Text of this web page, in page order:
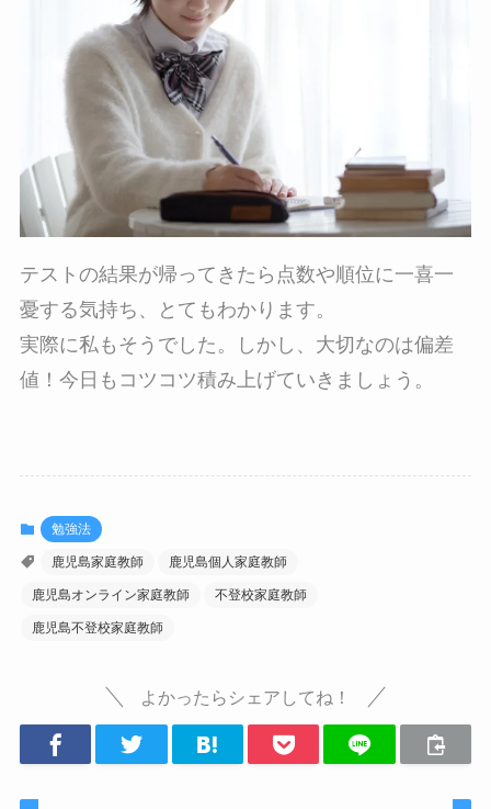
テストの結果が帰ってきたら点数や順位に一喜一
憂する気持ち、とてもわかります。
実際に私もそうでした。しかし、大切なのは偏差
値！今日もコツコツ積み上げていきましょう。
勉強法
鹿児島家庭教師 鹿児島個人家庭教師
鹿児島オンライン家庭教師 不登校家庭教師
鹿児島不登校家庭教師
よかったらシェアしてね！